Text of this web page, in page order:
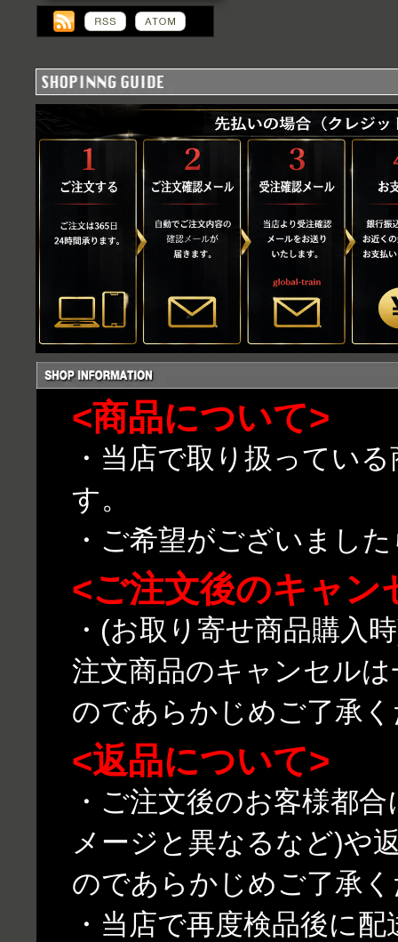
<商品について>
・当店で取り扱ってい
す。
・ご希望がございまし
<ご注文後のキャン
・(お取り寄せ商品購入
注文商品のキャンセル
のであらかじめご了承
<返品について>
・ご注文後のお客様都
メージと異なるなど)や
のであらかじめご了承
・当店で再度検品後に